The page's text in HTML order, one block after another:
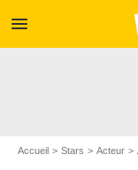
menu
Accueil Stars Acteur